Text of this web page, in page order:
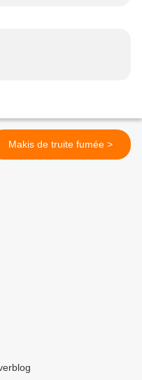
Makis de truite fumée >